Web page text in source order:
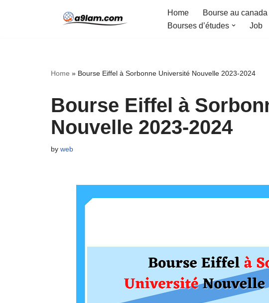
Home Bourse au canada
Bourses d’études
Job
Home » Bourse Eiffel à Sorbonne Université Nouvelle 2023-2024
Bourse Eiffel à
Nouvelle 2023-2024
by web